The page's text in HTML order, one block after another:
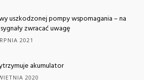
uszkodzonej pompy wspomagania – na
zwracać uwagę
2021
akumulator
2020